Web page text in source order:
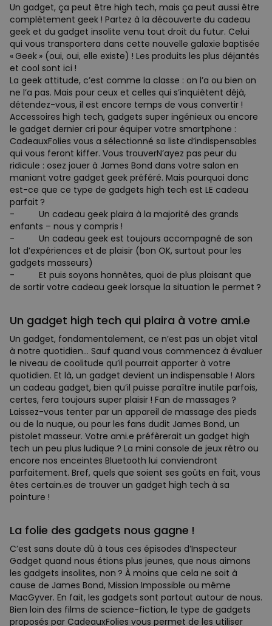
Un gadget, ça peut être high tech, mais ça peut aussi être
complètement geek ! Partez à la découverte du cadeau
geek et du gadget insolite venu tout droit du futur. Celui
qui vous transportera dans cette nouvelle galaxie baptisée
« Geek » (oui, oui, elle existe) ! Les produits les plus déjantés
et cool sont ici !
La geek attitude, c’est comme la classe : on l’a ou bien on
ne l’a pas. Mais pour ceux et celles qui s’inquiètent déjà,
détendez-vous, il est encore temps de vous convertir !
Accessoires high tech, gadgets super ingénieux ou encore
le gadget dernier cri pour équiper votre smartphone :
CadeauxFolies vous a sélectionné sa liste d’indispensables
qui vous feront kiffer. Vous trouverN’ayez pas peur du
ridicule : osez jouer à James Bond dans votre salon en
maniant votre gadget geek préféré. Mais pourquoi donc
est-ce que ce type de gadgets high tech est LE cadeau
parfait ?
- Un cadeau geek plaira à la majorité des grands
enfants – nous y compris !
- Un cadeau geek est toujours accompagné de son
lot d’expériences et de plaisir (bon OK, surtout pour les
gadgets masseurs)
- Et puis soyons honnêtes, quoi de plus plaisant que
de sortir votre cadeau geek lorsque la situation le permet ?
Un gadget high tech qui plaira à votre ami.e
Un gadget, fondamentalement, ce n’est pas un objet vital
à notre quotidien… Sauf quand vous commencez à évaluer
le niveau de coolitude qu’il pourrait apporter à votre
quotidien. Et là, un gadget devient un indispensable ! Alors
un cadeau gadget, bien qu’il puisse paraître inutile parfois,
certes, fera toujours super plaisir ! Fan de massages ?
Laissez-vous tenter par un appareil de massage des pieds
ou de la nuque, ou pour les fans dudit James Bond, un
pistolet masseur. Votre ami.e préfèrerait un gadget high
tech un peu plus ludique ? La mini console de jeux rétro ou
encore nos enceintes Bluetooth lui conviendront
parfaitement. Bref, quels que soient ses goûts en fait, vous
êtes certain.es de trouver un gadget high tech à sa
pointure !
La folie des gadgets nous gagne !
C’est sans doute dû à tous ces épisodes d’Inspecteur
Gadget quand nous étions plus jeunes, que nous aimons
les gadgets insolites, non ? À moins que cela ne soit à
cause de James Bond, Mission Impossible ou même
MacGyver. En fait, les gadgets sont partout autour de nous.
Bien loin des films de science-fiction, le type de gadgets
proposés par CadeauxFolies vous permet de les utiliser